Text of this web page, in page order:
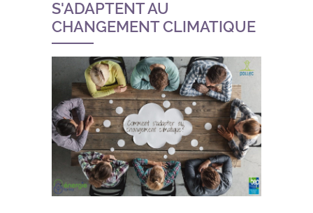
S'ADAPTENT AU
CHANGEMENT CLIMATIQUE